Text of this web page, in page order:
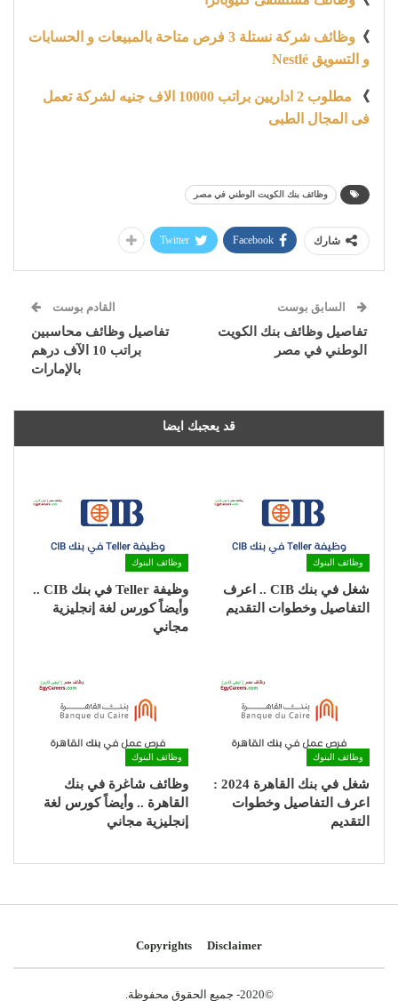
》
وظائف شركة نستلة 3 فرص متاحة بالمبيعات و الحسابات
و التسويق Nestlé
》
مطلوب 2 اداريين براتب 10000 الاف جنيه لشركة تعمل
فى المجال الطبى
وظائف بنك الكويت الوطني في مصر
شارك Facebook
Twitter
السابق بوست
تفاصيل وظائف بنك الكويت
الوطني في مصر
القادم بوست
تفاصيل وظائف محاسبين
براتب 10 الآف درهم
بالإمارات
قد يعجبك ايضا
وظائف البنوك
شغل في بنك CIB .. اعرف
التفاصيل وخطوات التقديم
وظائف البنوك
وظيفة Teller في بنك CIB ..
وأيضاً كورس لغة إنجليزية
مجاني
وظائف البنوك
شغل في بنك القاهرة 2024 :
اعرف التفاصيل وخطوات
التقديم
وظائف البنوك
وظائف شاغرة في بنك
القاهرة .. وأيضاً كورس لغة
إنجليزية مجاني
Disclaimer
Copyrights
©2020- جميع الحقوق محفوظة.